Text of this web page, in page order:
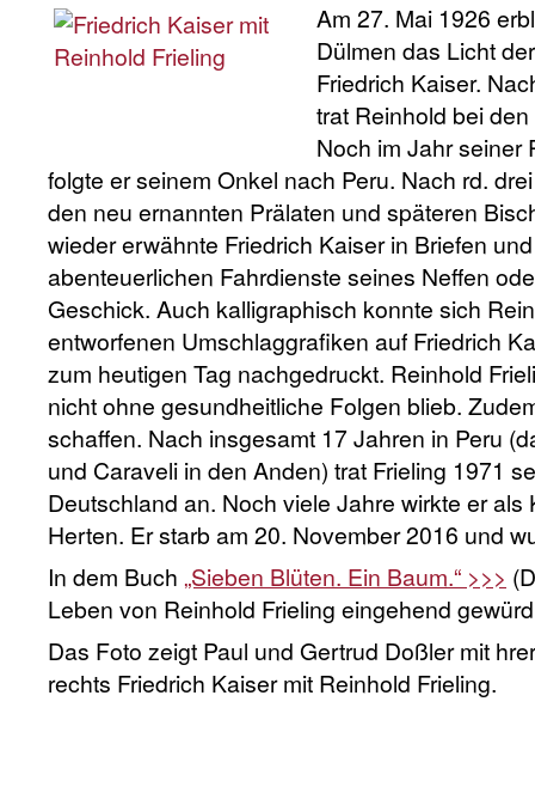
Am 27. Mai 1926
Dülmen das Licht
Friedrich Kaiser.
trat Reinhold bei den
Noch im Jahr seiner
folgte er seinem Onkel nach Peru. Nach rd.
den neu ernannten Prälaten und späteren
wieder erwähnte Friedrich Kaiser in Briefen
abenteuerlichen Fahrdienste seines Neffen
Geschick. Auch kalligraphisch konnte sich
entworfenen Umschlaggrafiken auf Friedrich
zum heutigen Tag nachgedruckt. Reinhold
nicht ohne gesundheitliche Folgen blieb.
schaffen. Nach insgesamt 17 Jahren in Peru
und Caraveli in den Anden) trat Frieling 1971
Deutschland an. Noch viele Jahre wirkte er
Herten. Er starb am 20. November 2016 und
In dem Buch „Sieben Blüten. Ein Baum.“ >>>
Leben von Reinhold Frieling eingehend
Das Foto zeigt Paul und Gertrud Doßler mit
rechts Friedrich Kaiser mit Reinhold Frieling.